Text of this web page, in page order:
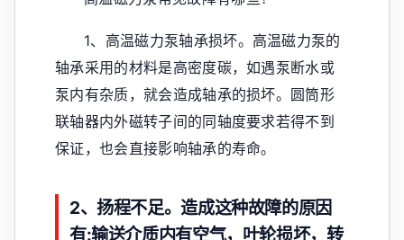
1、高温磁力泵轴承损坏。高温磁力泵的
轴承采用的材料是高密度碳，如遇泵断水或
泵内有杂质，就会造成轴承的损坏。圆筒形
联轴器内外磁转子间的同轴度要求若得不到
保证，也会直接影响轴承的寿命。
2、扬程不足。造成这种故障的原因
有:输送介质内有空气，叶轮损坏，转